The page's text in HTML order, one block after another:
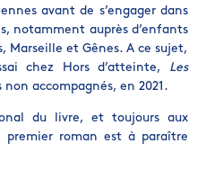
avant de s’engager dans
notamment auprès d’enfants
Marseille et Gênes. A ce sujet,
chez Hors d’atteinte, Les
non accompagnés, en 2021.
du livre, et toujours aux
premier roman est à paraître